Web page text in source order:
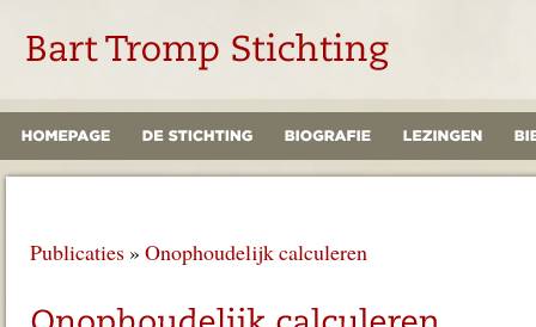
Publicaties » Onophoudelijk calculeren